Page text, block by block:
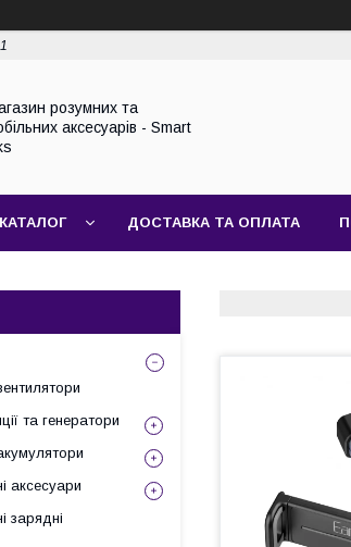
розумних та
аксесуарів - Smart
КАТАЛОГ ДОСТАВКА ТА ОПЛАТА
та генератори
аксесуари
зарядні